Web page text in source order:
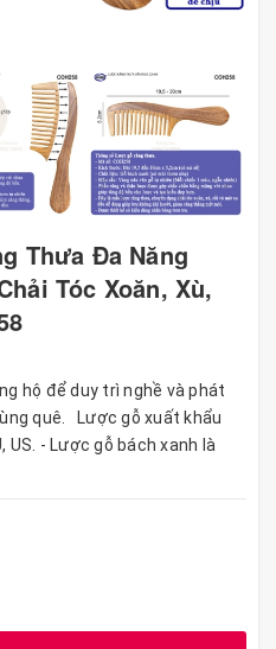
Thưa Đa Năng
Tóc Xoăn, Xù,
hộ để duy trì nghề và phát
quê. Lược gỗ xuất khẩu
- Lược gỗ bách xanh là